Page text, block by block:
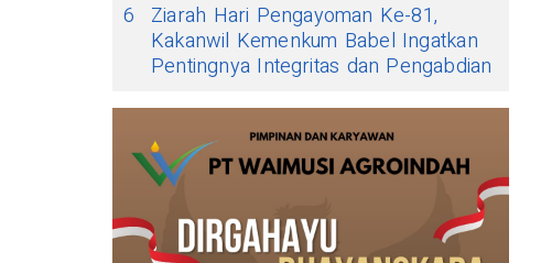
6
Ziarah Hari Pengayoman Ke-81,
Kakanwil Kemenkum Babel Ingatkan
Pentingnya Integritas dan Pengabdian